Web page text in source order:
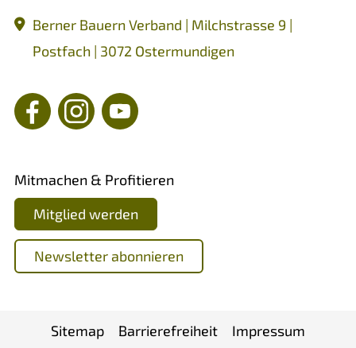
Berner Bauern Verband | Milchstrasse 9 |
Postfach | 3072 Ostermundigen
Mitmachen & Profitieren
Mitglied werden
Newsletter abonnieren
Sitemap Barrierefreiheit
Impressum